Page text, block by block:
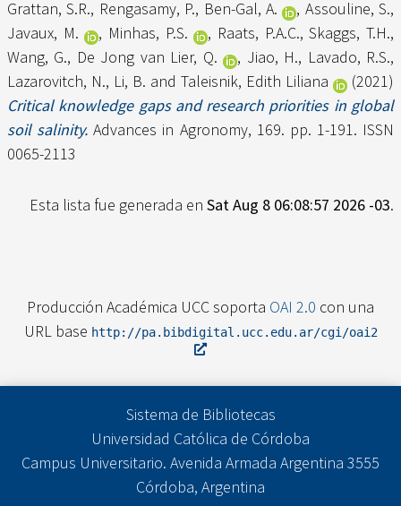
Grattan, S.R., Rengasamy, P., Ben-Gal, A. , Assouline, S.,
Javaux, M.
, Minhas, P.S. , Raats, P.A.C.,Skaggs, T.H.,
Wang, G., De Jong van Lier, Q. , Jiao, H., Lavado, R.S.,
Lazarovitch, N., Li, B. and Taleisnik, Edith Liliana
(2021)
Critical knowledge gaps and research priorities in global
soil salinity. Advances in Agronomy, 169. pp. 1-191. ISSN
0065-2113
Esta lista fue generada en Sat Aug 8 06:08:57 2026 -03.
Producción Académica UCC soporta OAI 2.0 con una
URL base http://pa.bibdigital.ucc.edu.ar/cgi/oai2
Sistema de Bibliotecas
Universidad Católica de Córdoba
Campus Universitario. Avenida Armada Argentina 3555
Córdoba, Argentina